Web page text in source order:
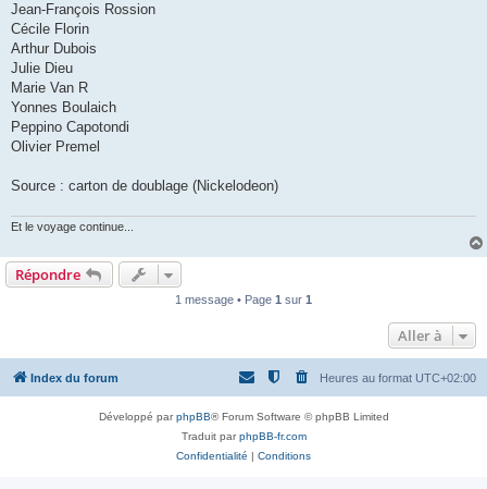
Jean-François Rossion
Cécile Florin
Arthur Dubois
Julie Dieu
Marie Van R
Yonnes Boulaich
Peppino Capotondi
Olivier Premel
Source : carton de doublage (Nickelodeon)
Et le voyage continue...
Répondre
1 message • Page 1 sur 1
Aller à
Index du forum Heures au format UTC+02:00
Développé parphpBB® Forum Software © phpBB Limited
Traduit parphpBB-fr.com
Confidentialité | Conditions